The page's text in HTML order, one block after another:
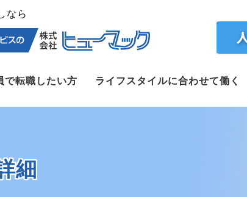
なら
で転職したい方 ライフスタイルに合わせて働く
細